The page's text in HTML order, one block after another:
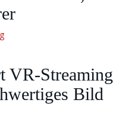
VR‑Streaming
Bild